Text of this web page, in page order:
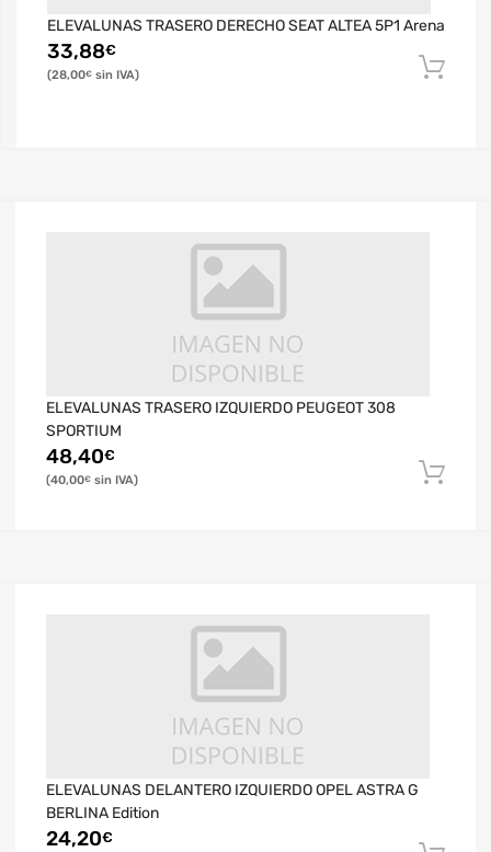
ELEVALUNAS TRASERO DERECHO SEAT ALTEA 5P1 Arena
33,88€
28,00€
ELEVALUNAS TRASERO IZQUIERDO PEUGEOT 308
SPORTIUM
48,40€
40,00€
ELEVALUNAS DELANTERO IZQUIERDO OPEL ASTRA G
BERLINA Edition
24,20€